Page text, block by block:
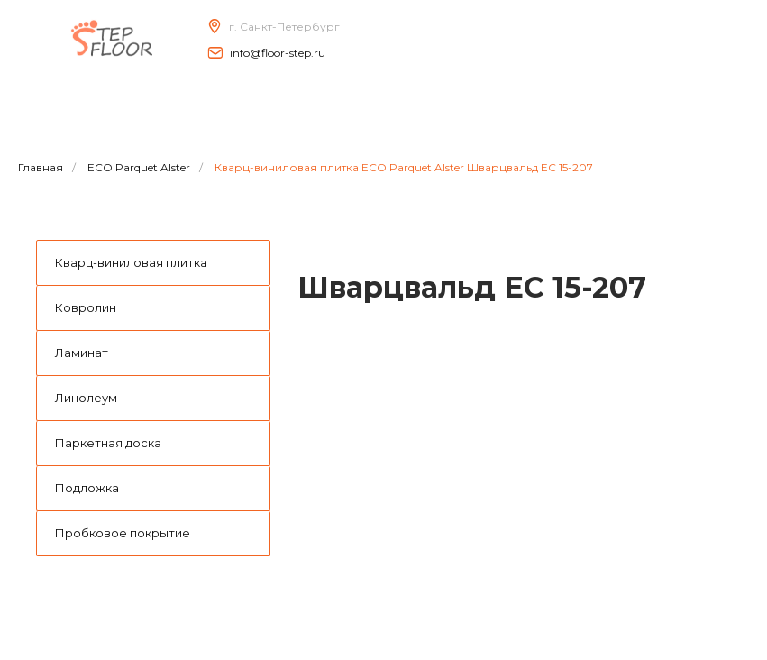
г. Санкт-Петербург
info@floor-step.ru
Главная / ECO Parquet Alster / Кварц-виниловая плитка ECO Parquet Alster Шварцвальд EC 15-207
Кварц-виниловая плитка
Ковролин
Ламинат
Линолеум
Паркетная доска
Подложка
Пробковое покрытие
Шварцвальд EC 15-207